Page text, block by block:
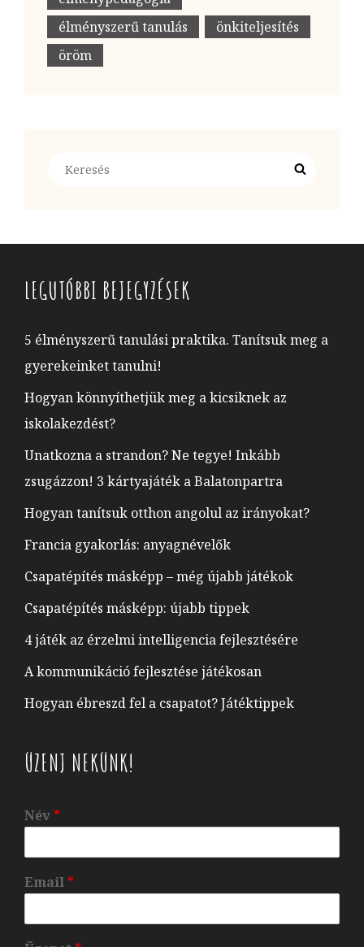
élményszerű tanulás
önkiteljesítés
öröm
Search
LEGUTÓBBI BEJEGYZÉSEK
5 élményszerű tanulási praktika. Tanítsuk meg a
gyerekeinket tanulni!
Hogyan könnyíthetjük meg a kicsiknek az
iskolakezdést?
Unatkozna a strandon? Ne tegye! Inkább
zsugázzon! 3 kártyajáték a Balatonpartra
Hogyan tanítsuk otthon angolul az irányokat?
Francia gyakorlás: anyagnévelők
Csapatépítés másképp – még újabb játékok
Csapatépítés másképp: újabb tippek
4 játék az érzelmi intelligencia fejlesztésére
A kommunikáció fejlesztése játékosan
Hogyan ébreszd fel a csapatot? Játéktippek
ÜZENJ NEKÜNK!
Név *
Email *